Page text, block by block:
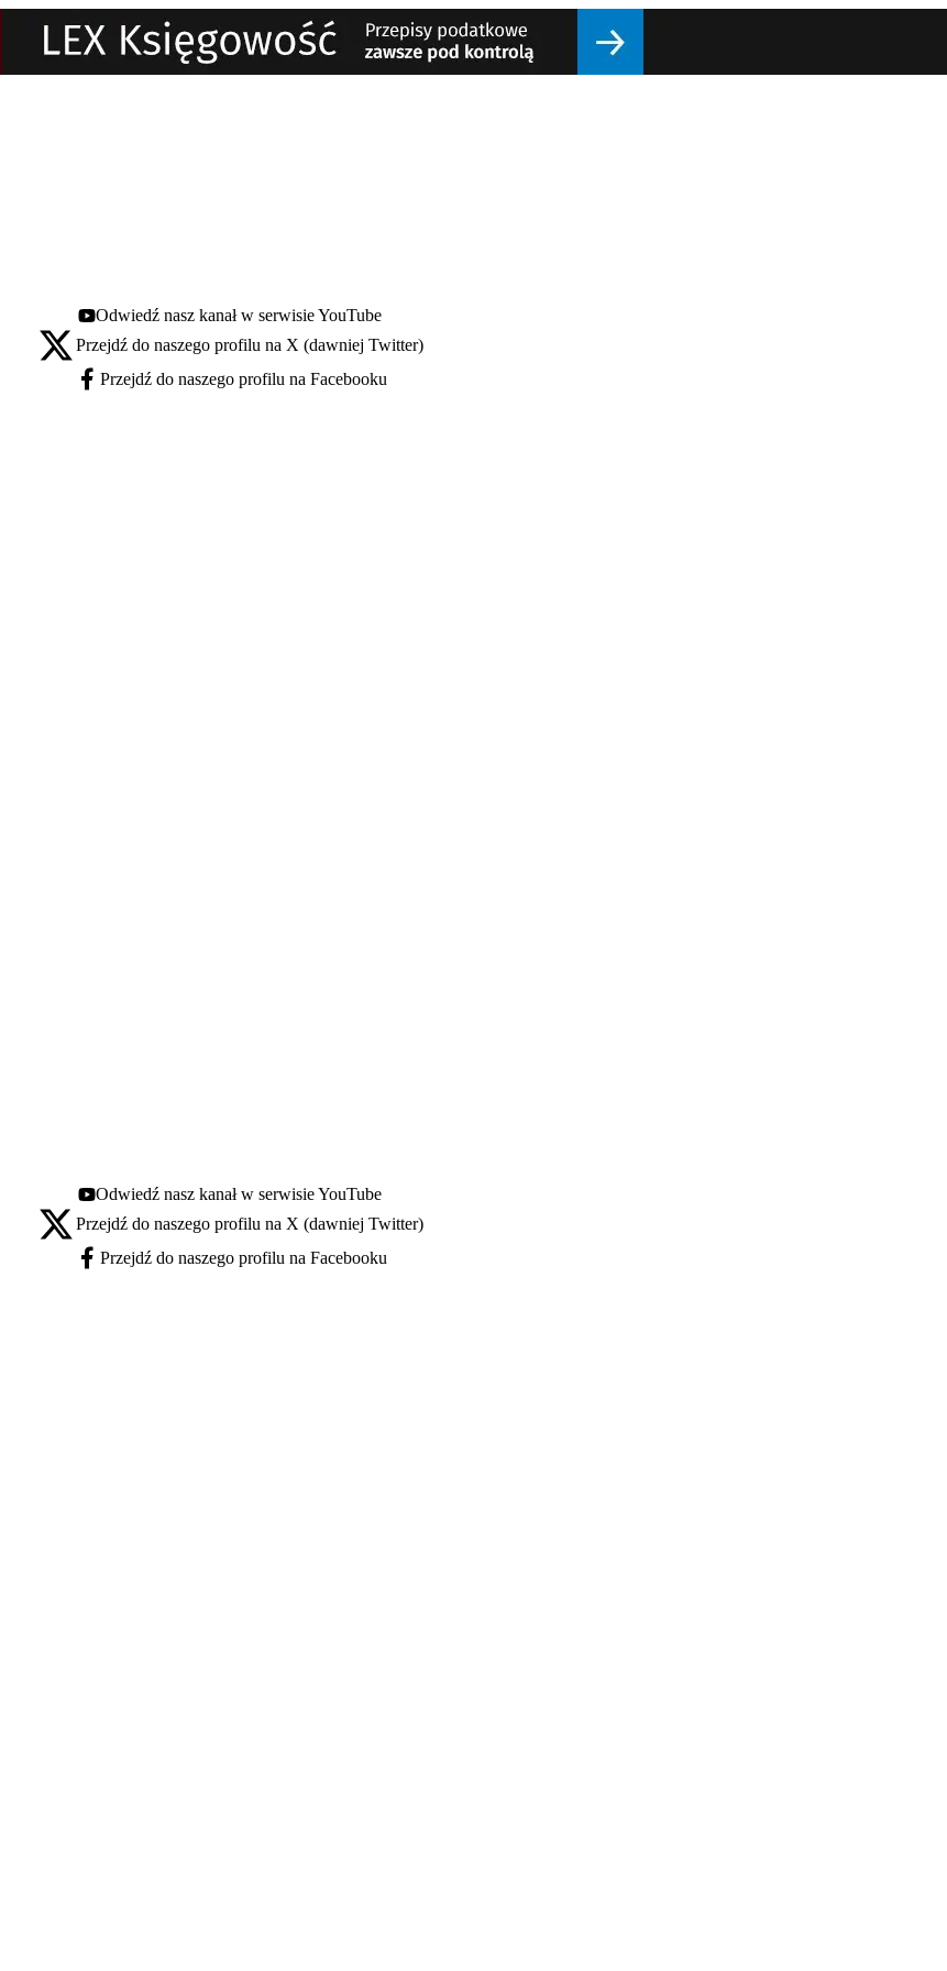
Youtube - otwiera się w nowej karcie
Odwiedź nasz kanał w serwisie YouTube
X - otwiera się w nowej karcie
Przejdź do naszego profilu na X (dawniej Twitter)
Facebook - otwiera się w nowej karcie
Przejdź do naszego profilu na Facebooku
Youtube - otwiera się w nowej karcie
Odwiedź nasz kanał w serwisie YouTube
X - otwiera się w nowej karcie
Przejdź do naszego profilu na X (dawniej Twitter)
Facebook - otwiera się w nowej karcie
Przejdź do naszego profilu na Facebooku